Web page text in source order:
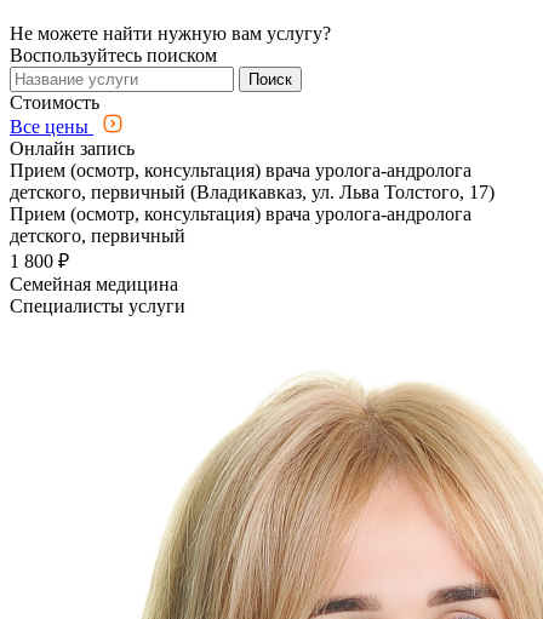
Не можете найти нужную вам услугу?
Воспользуйтесь поиском
Поиск
Стоимость
Все цены
Онлайн запись
Прием (осмотр, консультация) врача уролога-андролога
детского, первичный (Владикавказ, ул. Льва Толстого, 17)
Прием (осмотр, консультация) врача уролога-андролога
детского, первичный
1 800 ₽
Семейная медицина
Специалисты услуги